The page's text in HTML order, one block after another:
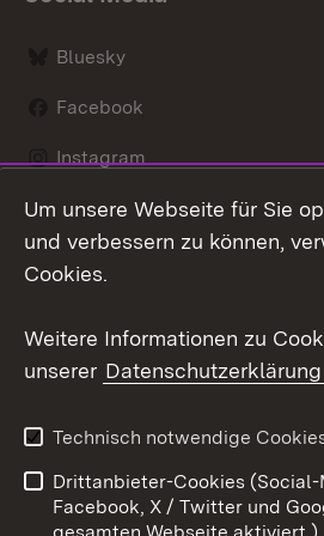
Bluesky
Facebook
Instagram
LinkedIn
Datenschutz
Impressum
Um unsere Webseite für Sie
und verbessern zu können,
Cookies.
Weitere Informationen zu
unserer Datenschutzerklärung
Technisch notwendige
Drittanbieter-Cookies (Social-
Facebook, X / Twitter und